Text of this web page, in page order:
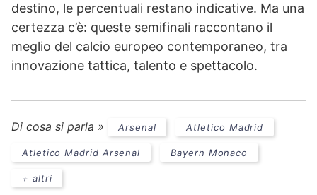
destino, le percentuali restano indicative. Ma una
certezza c’è: queste semifinali raccontano il
meglio del calcio europeo contemporaneo, tra
innovazione tattica, talento e spettacolo.
Di cosa si parla » Arsenal Atletico Madrid
Atletico Madrid Arsenal Bayern Monaco
+ altri